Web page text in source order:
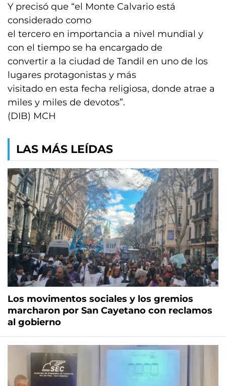
Y precisó que “el Monte Calvario está
considerado como
el tercero en importancia a nivel mundial y
con el tiempo se ha encargado de
convertir a la ciudad de Tandil en uno de los
lugares protagonistas y más
visitado en esta fecha religiosa, donde atrae a
miles y miles de devotos”.
(DIB) MCH
LAS MÁS LEÍDAS
Los movimentos sociales y los gremios
marcharon por San Cayetano con reclamos
al gobierno